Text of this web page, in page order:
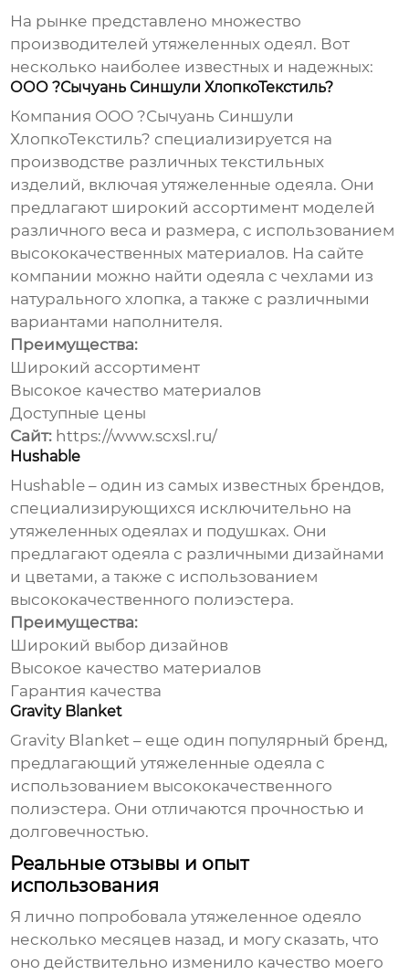
На рынке представлено множество
производителей утяжеленных одеял. Вот
несколько наиболее известных и надежных:
ООО ?Сычуань Синшули ХлопкоТекстиль?
Компания ООО ?Сычуань Синшули
ХлопкоТекстиль? специализируется на
производстве различных текстильных
изделий, включаяутяжеленные одеяла. Они
предлагают широкий ассортимент моделей
различного веса и размера, с использованием
высококачественных материалов. На сайте
компании можно найти одеяла с чехлами из
натурального хлопка, а также с различными
вариантами наполнителя.
Преимущества:
Широкий ассортимент
Высокое качество материалов
Доступные цены
Сайт: https://www.scxsl.ru/
Hushable
Hushable – один из самых известных брендов,
специализирующихся исключительно на
утяжеленных одеялах и подушках. Они
предлагают одеяла с различными дизайнами
и цветами, а также с использованием
высококачественного полиэстера.
Преимущества:
Широкий выбор дизайнов
Высокое качество материалов
Гарантия качества
Gravity Blanket
Gravity Blanket – еще один популярный бренд,
предлагающий утяжеленные одеяла с
использованием высококачественного
полиэстера. Они отличаются прочностью и
долговечностью.
Реальные отзывы и опыт
использования
Я лично попробовала утяжеленное одеяло
несколько месяцев назад, и могу сказать, что
оно действительно изменило качество моего